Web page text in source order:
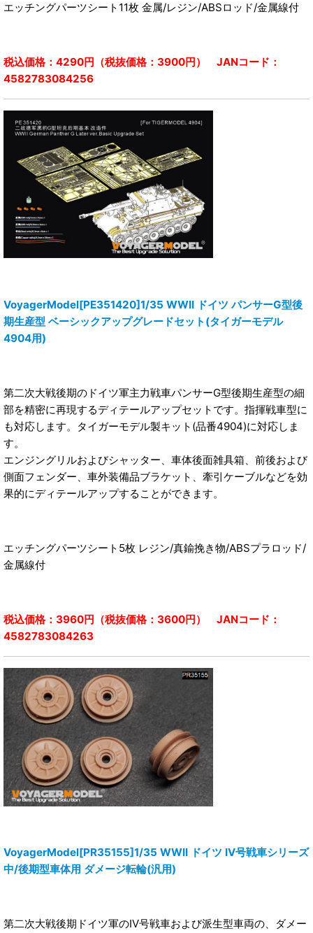
エッチングパーツシート11枚 金属/レジン/ABSロッド/金属線付
税込価格：4290円（税抜価格：3900円） JANコード：
4582783084256
VoyagerModel[PE351420]1/35 WWII ドイツ パンサーG型後
期生産型 ベーシックアップグレードセット(タイガーモデル
4904用)
第二次大戦後期のドイツ軍主力戦車パンサーG型後期生産型の細
部を精密に再現するディテールアップセットです。指揮戦車型に
も対応します。タイガーモデル製キット(品番4904)に対応しま
す。
エンジングリルおよびシャッター、車体後面雑具箱、前後および
側面フェンダー、車外装備品ブラケット、牽引ケーブルなどを効
果的にディテールアップすることができます。
エッチングパーツシート5枚 レジン/真鍮挽き物/ABSプラロッド/
金属線付
税込価格：3960円（税抜価格：3600円） JANコード：
4582783084263
VoyagerModel[PR35155]1/35 WWII ドイツ IV号戦車シリーズ
中/後期型車体用 ダメージ転輪(汎用)
第二次大戦後期ドイツ軍のIV号戦車および派生型車両の、ダメー